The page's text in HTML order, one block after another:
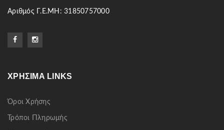
Αριθμός Γ.Ε.ΜΗ: 31850757000
ΧΡΉΣΙΜΑ LINKS
Όροι Χρήσης
Τρόποι Πληρωμής